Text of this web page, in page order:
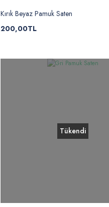
Kırık Beyaz Pamuk Saten
200,00TL
Tükendi